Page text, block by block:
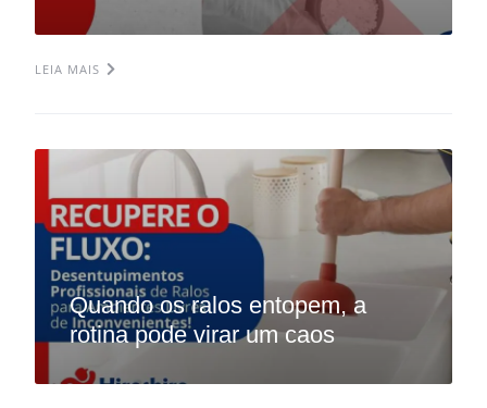
LEIA MAIS
Quando os ralos entopem, a
rotina pode virar um caos